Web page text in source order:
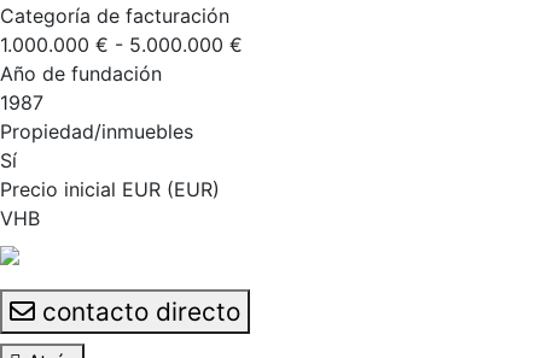
Categoría de facturación
1.000.000 € - 5.000.000 €
Año de fundación
1987
Propiedad/inmuebles
Sí
Precio inicial EUR (EUR)
VHB
contacto directo